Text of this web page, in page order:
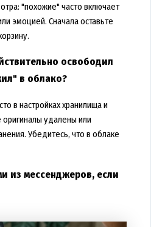
"похожие" часто включает
эмоцией. Сначала оставьте
освободил
в облако?
в настройках хранилища и
удалены или
Убедитесь, что в облаке
из мессенджеров, если